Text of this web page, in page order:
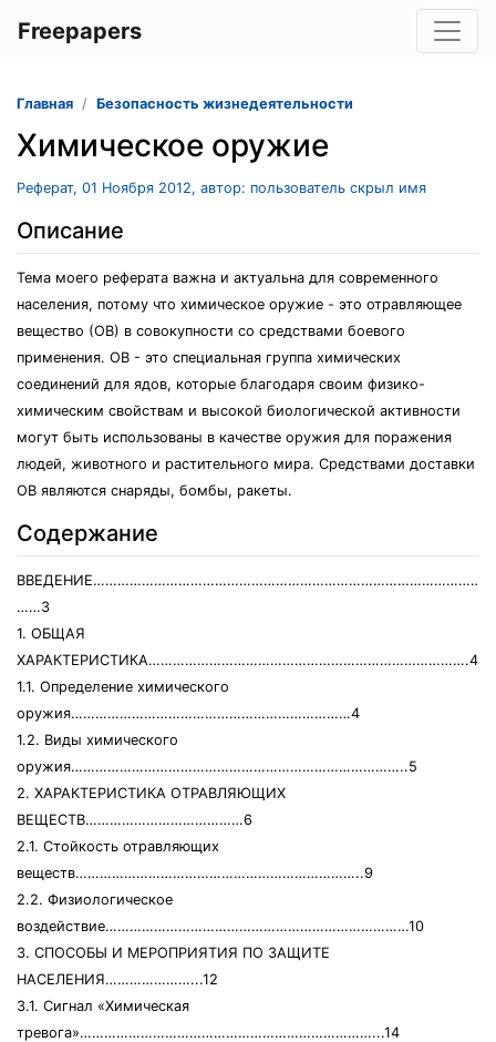
Freepapers
Главная Безопасность жизнедеятельности
Химическое оружие
Реферат, 01 Ноября 2012, автор: пользователь скрыл имя
Описание
Тема моего реферата важна и актуальна для современного
населения, потому что химическое оружие - это отравляющее
вещество (ОВ) в совокупности со средствами боевого
применения. ОВ - это специальная группа химических
соединений для ядов, которые благодаря своим физико-
химическим свойствам и высокой биологической активности
могут быть использованы в качестве оружия для поражения
людей, животного и растительного мира. Средствами доставки
ОВ являются снаряды, бомбы, ракеты.
Содержание
……3
1. ОБЩАЯ
ХАРАКТЕРИСТИКА…………………………………………………………………….4
1.1. Определение химического
оружия……………………………………………………………4
1.2. Виды химического
оружия………………………………………………………………………..5
2. ХАРАКТЕРИСТИКА ОТРАВЛЯЮЩИХ
ВЕЩЕСТВ…………………………………6
2.1. Стойкость отравляющих
веществ……………………………………………………………..9
2.2. Физиологическое
воздействие…………………………………………………………………10
3. СПОСОБЫ И МЕРОПРИЯТИЯ ПО ЗАЩИТЕ
НАСЕЛЕНИЯ…………………...12
3.1. Сигнал «Химическая
тревога»………………………………………………………………...14